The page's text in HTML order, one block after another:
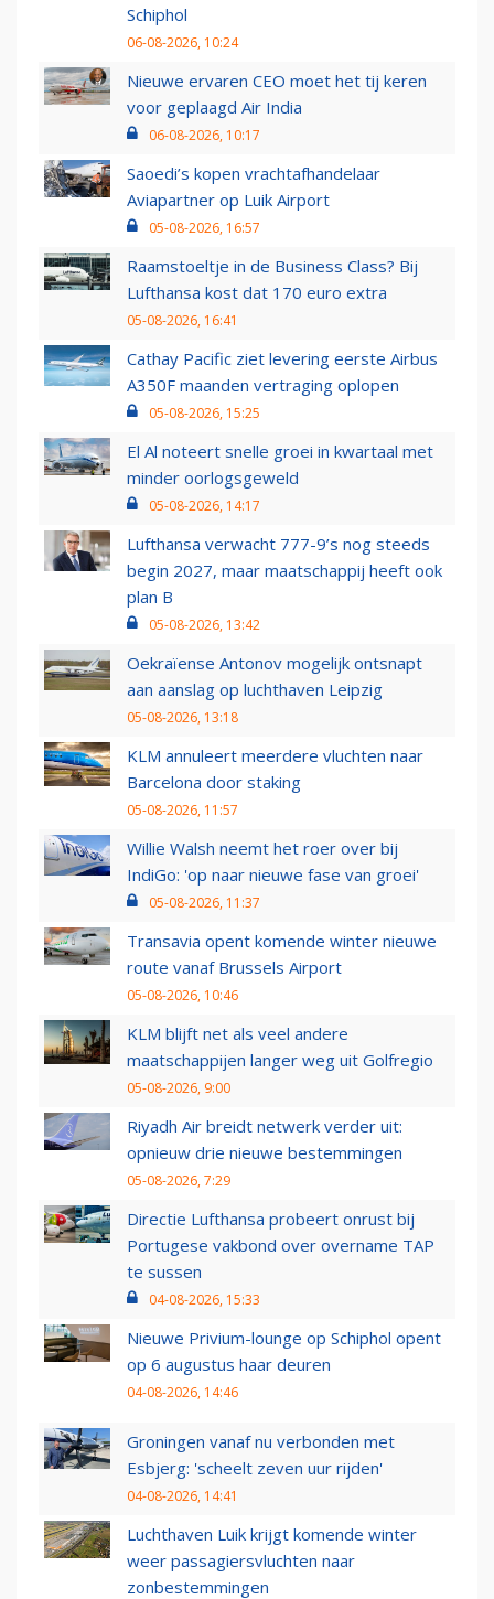
Schiphol
06-08-2026, 10:24
Nieuwe ervaren CEO moet het tij keren
voor geplaagd Air India
06-08-2026, 10:17
Saoedi’s kopen vrachtafhandelaar
Aviapartner op Luik Airport
05-08-2026, 16:57
Raamstoeltje in de Business Class? Bij
Lufthansa kost dat 170 euro extra
05-08-2026, 16:41
Cathay Pacific ziet levering eerste Airbus
A350F maanden vertraging oplopen
05-08-2026, 15:25
El Al noteert snelle groei in kwartaal met
minder oorlogsgeweld
05-08-2026, 14:17
Lufthansa verwacht 777-9’s nog steeds
begin 2027, maar maatschappij heeft ook
plan B
05-08-2026, 13:42
Oekraïense Antonov mogelijk ontsnapt
aan aanslag op luchthaven Leipzig
05-08-2026, 13:18
KLM annuleert meerdere vluchten naar
Barcelona door staking
05-08-2026, 11:57
Willie Walsh neemt het roer over bij
IndiGo: 'op naar nieuwe fase van groei'
05-08-2026, 11:37
Transavia opent komende winter nieuwe
route vanaf Brussels Airport
05-08-2026, 10:46
KLM blijft net als veel andere
maatschappijen langer weg uit Golfregio
05-08-2026, 9:00
Riyadh Air breidt netwerk verder uit:
opnieuw drie nieuwe bestemmingen
05-08-2026, 7:29
Directie Lufthansa probeert onrust bij
Portugese vakbond over overname TAP
te sussen
04-08-2026, 15:33
Nieuwe Privium-lounge op Schiphol opent
op 6 augustus haar deuren
04-08-2026, 14:46
Groningen vanaf nu verbonden met
Esbjerg: 'scheelt zeven uur rijden'
04-08-2026, 14:41
Luchthaven Luik krijgt komende winter
weer passagiersvluchten naar
zonbestemmingen